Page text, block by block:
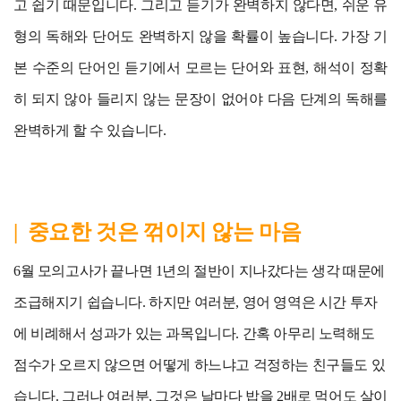
고 쉽기 때문입니다. 그리고 듣기가 완벽하지 않다면, 쉬운 유
형의 독해와 단어도 완벽하지 않을 확률이 높습니다. 가장 기
본 수준의 단어인 듣기에서 모르는 단어와 표현, 해석이 정확
히 되지 않아 들리지 않는 문장이 없어야 다음 단계의 독해를
완벽하게 할 수 있습니다.
| 중요한 것은 꺾이지 않는 마음
6월 모의고사가 끝나면 1년의 절반이 지나갔다는 생각 때문에
조급해지기 쉽습니다. 하지만 여러분, 영어 영역은 시간 투자
에 비례해서 성과가 있는 과목입니다. 간혹 아무리 노력해도
점수가 오르지 않으면 어떻게 하느냐고 걱정하는 친구들도 있
습니다. 그러나 여러분, 그것은 날마다 밥을 2배로 먹어도 살이